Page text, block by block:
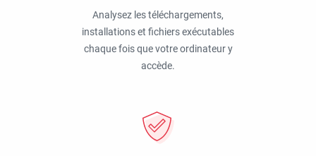
Analysez les téléchargements,
installations et fichiers exécutables
chaque fois que votre ordinateur y
accède.